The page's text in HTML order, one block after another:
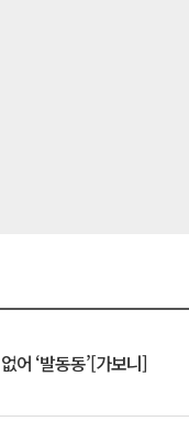
어 ‘발동동’[가보니]